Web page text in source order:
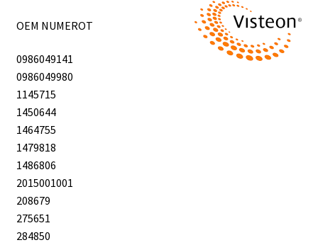
OEM NUMEROT
0986049141
0986049980
1145715
1450644
1464755
1479818
1486806
2015001001
208679
275651
284850